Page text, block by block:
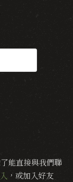
能直接與我們聯
，或加入好友